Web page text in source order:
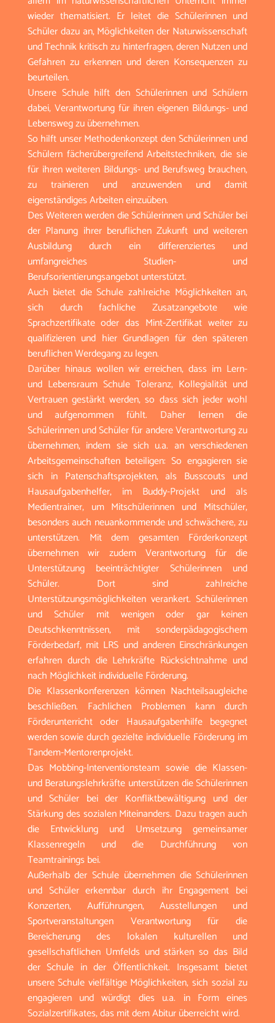
wieder thematisiert. Er leitet die Schülerinnen und
Schüler dazu an, Möglichkeiten der Naturwissenschaft
und Technik kritisch zu hinterfragen, deren Nutzen und
Gefahren zu erkennen und deren Konsequenzen zu
beurteilen.
Unsere Schule hilft den Schülerinnen und Schülern
dabei, Verantwortung für ihren eigenen Bildungs- und
Lebensweg zu übernehmen.
So hilft unser Methodenkonzept den Schülerinnen und
Schülern fächerübergreifend Arbeitstechniken, die sie
für ihren weiteren Bildungs- und Berufsweg brauchen,
zu trainieren und anzuwenden und damit
eigenständiges Arbeiten einzuüben.
Des Weiteren werden die Schülerinnen und Schüler bei
der Planung ihrer beruflichen Zukunft und weiteren
Ausbildung durch ein differenziertes und
umfangreiches Studien- und
Berufsorientierungsangebot unterstützt.
Auch bietet die Schule zahlreiche Möglichkeiten an,
sich durch fachliche Zusatzangebote wie
Sprachzertifikate oder das Mint-Zertifikat weiter zu
qualifizieren und hier Grundlagen für den späteren
beruflichen Werdegang zu legen.
Darüber hinaus wollen wir erreichen, dass im Lern-
und Lebensraum Schule Toleranz, Kollegialität und
Vertrauen gestärkt werden, so dass sich jeder wohl
und aufgenommen fühlt. Daher lernen die
Schülerinnen und Schüler für andere Verantwortung zu
übernehmen, indem sie sich u.a. an verschiedenen
Arbeitsgemeinschaften beteiligen: So engagieren sie
sich in Patenschaftsprojekten, als Busscouts und
Hausaufgabenhelfer, im Buddy-Projekt und als
Medientrainer, um Mitschülerinnen und Mitschüler,
besonders auch neuankommende und schwächere, zu
unterstützen. Mit dem gesamten Förderkonzept
übernehmen wir zudem Verantwortung für die
Unterstützung beeinträchtigter Schülerinnen und
Schüler. Dort sind zahlreiche
Unterstützungsmöglichkeiten verankert. Schülerinnen
und Schüler mit wenigen oder gar keinen
Deutschkenntnissen, mit sonderpädagogischem
Förderbedarf, mit LRS und anderen Einschränkungen
erfahren durch die Lehrkräfte Rücksichtnahme und
nach Möglichkeit individuelle Förderung.
Die Klassenkonferenzen können Nachteilsaugleiche
beschließen. Fachlichen Problemen kann durch
Förderunterricht oder Hausaufgabenhilfe begegnet
werden sowie durch gezielte individuelle Förderung im
Tandem-Mentorenprojekt.
Das Mobbing-Interventionsteam sowie die Klassen-
und Beratungslehrkräfte unterstützen die Schülerinnen
und Schüler bei der Konfliktbewältigung und der
Stärkung des sozialen Miteinanders. Dazu tragen auch
die Entwicklung und Umsetzung gemeinsamer
Klassenregeln und die Durchführung von
Teamtrainings bei.
Außerhalb der Schule übernehmen die Schülerinnen
und Schüler erkennbar durch ihr Engagement bei
Konzerten, Aufführungen, Ausstellungen und
Sportveranstaltungen Verantwortung für die
Bereicherung des lokalen kulturellen und
gesellschaftlichen Umfelds und stärken so das Bild
der Schule in der Öffentlichkeit. Insgesamt bietet
unsere Schule vielfältige Möglichkeiten, sich sozial zu
engagieren und würdigt dies u.a. in Form eines
Sozialzertifikates, das mit dem Abitur überreicht wird.